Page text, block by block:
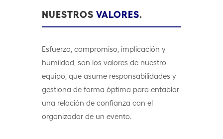
NUESTROS VALORES.
Esfuerzo, compromiso, implicación y
humildad, son los valores de nuestro
equipo, que asume responsabilidades y
gestiona de forma óptima para entablar
una relación de confianza con el
organizador de un evento.